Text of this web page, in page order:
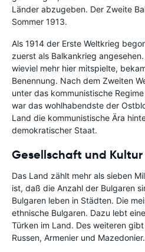
Länder abzugeben. Der Zweite
Sommer 1913.
Als 1914 der Erste Weltkrieg
zuerst als Balkankrieg
wieviel mehr hier mitspielte,
Benennung. Nach dem Zweiten
unter das kommunistische
war das wohlhabendste der
Land die kommunistische Ära
demokratischer Staat.
Gesellschaft und Kultur
Das Land zählt mehr als sieben
ist, daß die Anzahl der Bulgaren
Bulgaren leben in Städten. Die
ethnische Bulgaren. Dazu lebt
Türken im Land. Des weiteren
Russen, Armenier und Mazedonier.